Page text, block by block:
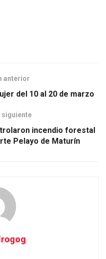
anterior
del 10 al 20 de marzo
siguiente
incendio forestal
Pelayo de Maturín